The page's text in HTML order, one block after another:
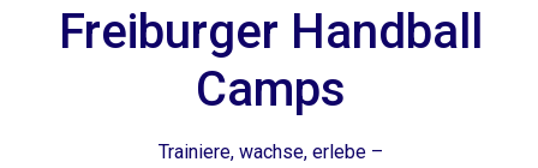
Freiburger Handball
Camps
Trainiere, wachse, erlebe –